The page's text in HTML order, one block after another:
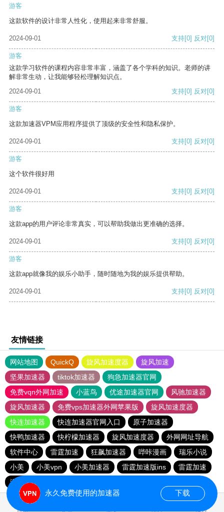
游客
这款软件的设计非常人性化，使用起来非常舒服。
2024-09-01 支持[0] 反对[0]
游客
这款学习软件的课程内容非常丰富，涵盖了各个学科的知识。老师的讲
解非常生动，让我能够轻松理解知识点。
2024-09-01
支持[0] 反对[0]
游客
这款加速器VPM应用程序提供了顶级的安全性和隐私保护。
2024-09-01 支持[0] 反对[0]
游客
这个软件很好用
2024-09-01 支持[0] 反对[0]
游客
这款app的用户评论非常真实，可以帮助我做出更准确的选择。
2024-09-01 支持[0] 反对[0]
游客
这款app就像我的娱乐小助手，随时随地为我的娱乐提供帮助。
2024-09-01 支持[0] 反对[0]
友情链接
网站地图 QuickQ 旋风加速度器
旋风加速
坚果加速器
tiktok加速器
狗急加速器官网
免费vqn外网加速
小蓝鸟 优途加速器官网
风驰加速器
旋风加速器
免费vps加速器外网苹果版
旋风加速度器
快连加速器
快连加速器官网入口
原子加速器
快鸭加速器
快柠檬加速器 旋风加速度器
外网网址导航
软件中心
雷霆加速 狂飙加速器 哔咔漫画
瑞乐小说
小美
小美vpn 小美加速器 雷霆加速版ins
雷霆加速
海鸥加速度
永久免费使用的加速器 下载